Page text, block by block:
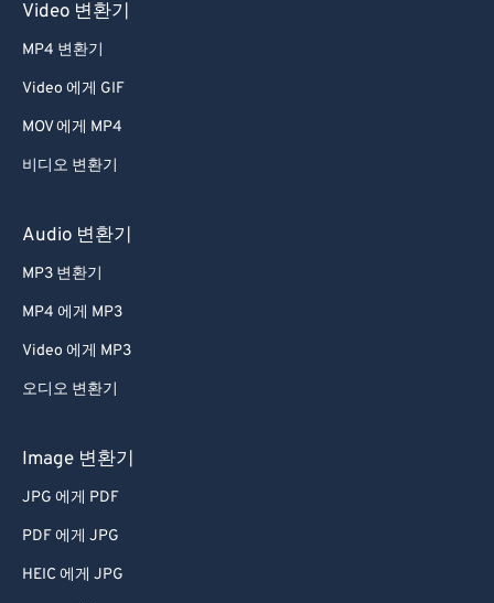
Video 변환기
MP4 변환기
Video 에게 GIF
MOV 에게 MP4
비디오 변환기
Audio 변환기
MP3 변환기
MP4 에게 MP3
Video 에게 MP3
오디오 변환기
Image 변환기
JPG 에게 PDF
PDF 에게 JPG
HEIC 에게 JPG